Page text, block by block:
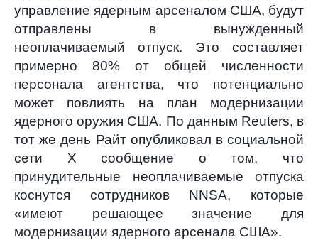
управление ядерным арсеналом США, будут
отправлены в вынужденный
неоплачиваемый отпуск. Это составляет
примерно 80% от общей численности
персонала агентства, что потенциально
может повлиять на план модернизации
ядерного оружия США. По данным Reuters, в
тот же день Райт опубликовал в социальной
сети X сообщение о том, что
принудительные неоплачиваемые отпуска
коснутся сотрудников NNSA, которые
«имеют решающее значение для
модернизации ядерного арсенала США».